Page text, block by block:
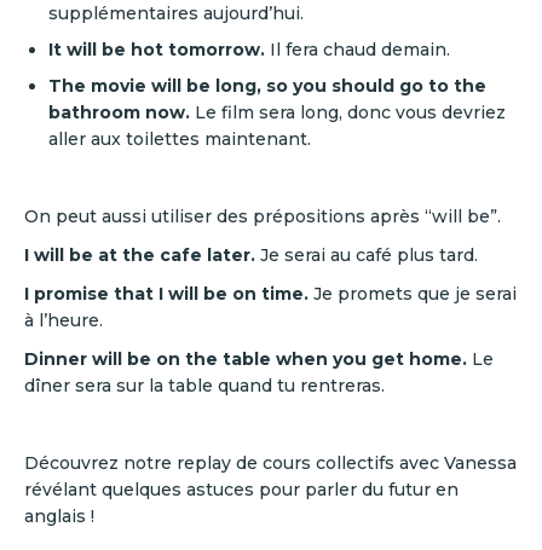
supplémentaires aujourd’hui.
It will be hot tomorrow. Il fera chaud demain.
The movie will be long, so you should go to the
bathroom now. Le film sera long, donc vous devriez
aller aux toilettes maintenant.
On peut aussi utiliser des prépositions après “will be”.
I will be at the cafe later. Je serai au café plus tard.
I promise that I will be on time. Je promets que je serai
à l’heure.
Dinner will be on the table when you get home. Le
dîner sera sur la table quand tu rentreras.
Découvrez notre replay de cours collectifs avec Vanessa
révélant quelques astuces pour parler du futur en
anglais !